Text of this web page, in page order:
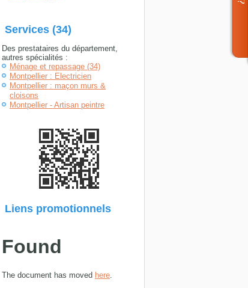
Services (34)
Des prestataires du département,
autres spécialités :
Ménage et repassage (34)
Montpellier : Electricien
Montpellier : maçon murs &
cloisons
Montpellier - Artisan peintre
Liens promotionnels
Found
The document has moved here.